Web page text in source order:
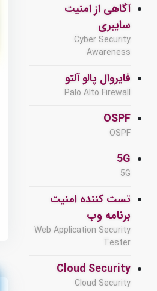
آگاهی از امنیت
سایبری
Cyber Security
Awareness
فایروال پالو آلتو
Palo Alto Firewall
OSPF
OSPF
5G
5G
تست کننده امنیت
برنامه وب
Web Application Security
Tester
Cloud Security
Cloud Security